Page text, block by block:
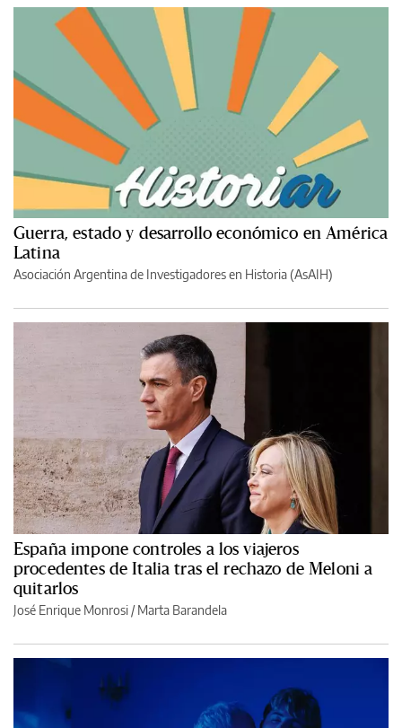
Guerra, estado y desarrollo económico en América
Latina
Asociación Argentina de Investigadores en Historia (AsAIH)
España impone controles a los viajeros
procedentes de Italia tras el rechazo de Meloni a
quitarlos
José Enrique Monrosi / Marta Barandela